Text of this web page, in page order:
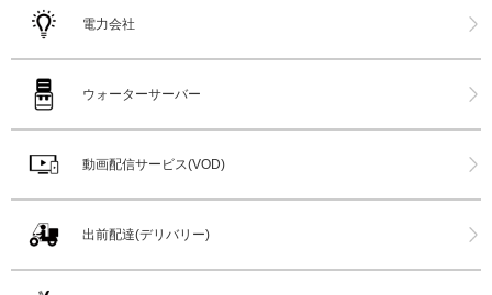
電力会社
ウォーターサーバー
動画配信サービス(VOD)
出前配達(デリバリー)